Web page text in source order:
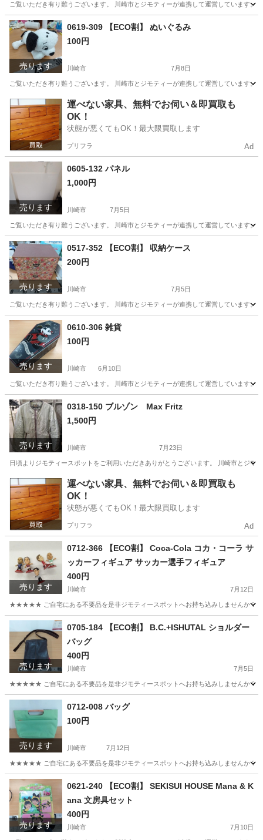
ご覧いただき有り難うございます。 川崎市とジモティーが連携して運営していま
神奈川 川崎市 リユース
売ります
0619-309 【ECO割】 ぬいぐるみ
100円
川崎市 7月8日
ご覧いただき有り難うございます。 川崎市とジモティーが連携して運営していま
神奈川 川崎市 おもちゃ リユース
運べない家具、無料でお伺い＆即買取も
OK！
状態が悪くてもOK！最大限買取します
プリフラ Ad
売ります
0605-132 パネル
1,000円
川崎市 7月5日
ご覧いただき有り難うございます。 川崎市とジモティーが連携して運営していま
神奈川 川崎市 リユース
売ります
0517-352 【ECO割】 収納ケース
200円
川崎市 7月5日
ご覧いただき有り難うございます。 川崎市とジモティーが連携して運営していま
神奈川 川崎市 収納家具
売ります
0610-306 雑貨
100円
川崎市 6月10日
ご覧いただき有り難うございます。 川崎市とジモティーが連携して運営していま
神奈川 川崎市 インテリア雑貨/小物
売ります
0318-150 ブルゾン Max Fritz
1,500円
川崎市 7月23日
日頃よりジモティースポットをご利用いただきありがとうございます。 川崎市とジ
神奈川 川崎市 服/ファッション リユース
運べない家具、無料でお伺い＆即買取も
OK！
状態が悪くてもOK！最大限買取します
プリフラ Ad
売ります
0712-366 【ECO割】 Coca-Cola コカ・コーラ サ
ッカーフィギュア サッカー選手フィギュア
400円
川崎市 7月12日
★★★★★ ご自宅にある不要品を是非ジモティースポットへお持ち込みしませんか？
神奈川 川崎市 現地
売ります
0705-184 【ECO割】 B.C.+ISHUTAL ショルダー
バッグ
400円
川崎市 7月5日
★★★★★ ご自宅にある不要品を是非ジモティースポットへお持ち込みしませんか？
神奈川 川崎市 ISHUTAL
売ります
0712-008 バッグ
100円
川崎市 7月12日
★★★★★ ご自宅にある不要品を是非ジモティースポットへお持ち込みしませんか？
神奈川 川崎市
売ります
0621-240 【ECO割】 SEKISUI HOUSE Mana & K
ana 文房具セット
400円
川崎市 7月10日